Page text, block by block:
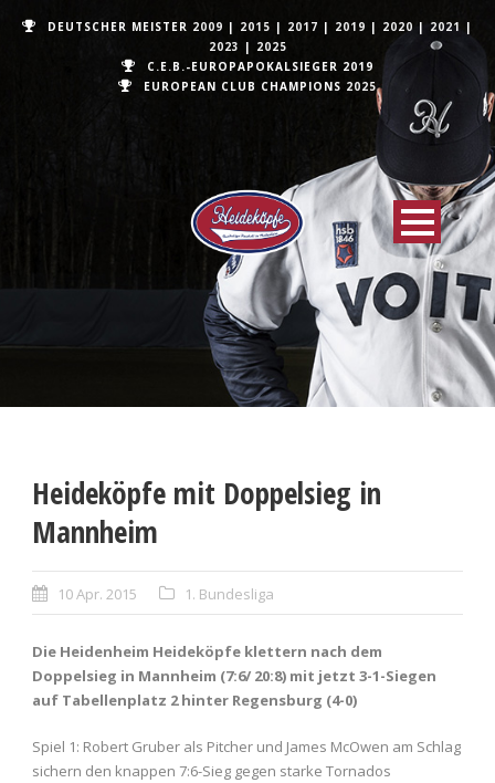
DEUTSCHER MEISTER 2009 | 2015 | 2017 | 2019 | 2020 | 2021 |
2023 | 2025
C.E.B.-EUROPAPOKALSIEGER 2019
EUROPEAN CLUB CHAMPIONS 2025
Heideköpfe mit Doppelsieg in
Mannheim
10 Apr. 2015 1. Bundesliga
Die Heidenheim Heideköpfe klettern nach dem
Doppelsieg in Mannheim (7:6/ 20:8) mit jetzt 3-1-Siegen
auf Tabellenplatz 2 hinter Regensburg (4-0)
Spiel 1: Robert Gruber als Pitcher und James McOwen am Schlag
sichern den knappen 7:6-Sieg gegen starke Tornados